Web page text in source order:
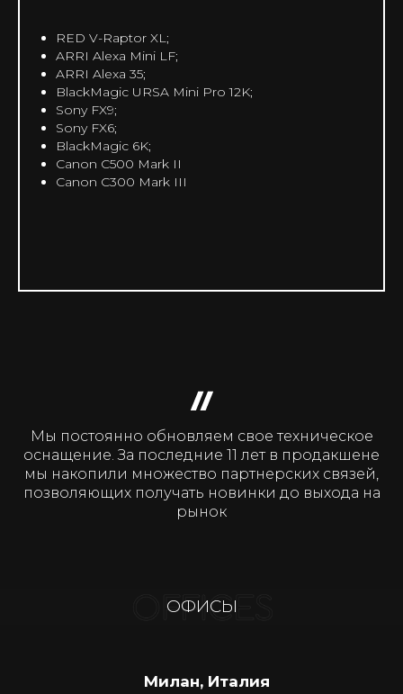
RED V-Raptor XL;
ARRI Alexa Mini LF;
ARRI Alexa 35;
BlackMagic URSA Mini Pro 12K;
Sony FX9;
Sony FX6;
BlackMagic 6K;
Canon C500 Mark II
Canon C300 Mark III
Мы постоянно обновляем свое техническое
оснащение. За последние 11 лет в продакшене
мы накопили множество партнерских связей,
позволяющих получать новинки до выхода на
рынок
ОФИСЫ
Милан, Италия